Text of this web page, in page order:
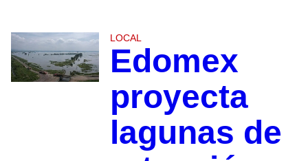
LOCAL
Edomex
proyecta
lagunas de